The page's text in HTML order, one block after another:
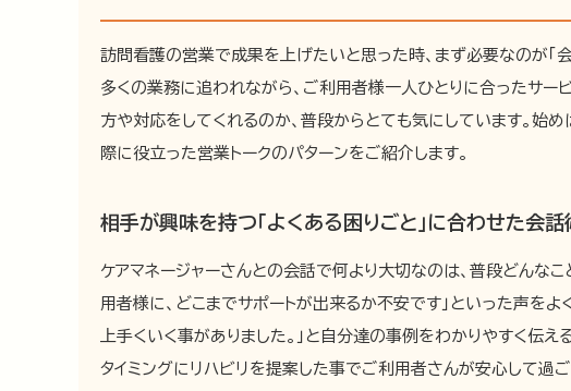
訪問看護の営業で成果を上げたいと思った時、まず必要なのが「
多くの業務に追われながら、ご利用者様一人ひとりに合ったサー
方や対応をしてくれるのか、普段からとても気にしています。始
際に役立った営業トークのパターンをご紹介します。
相手が興味を持つ「よくある困りごと」に合わせた会話
ケアマネージャーさんとの会話で何より大切なのは、普段どんな
用者様に、どこまでサポートが出来るか不安です」といった声をよ
上手くいく事がありました。」と自分達の事例をわかりやすく伝
タイミングにリハビリを提案した事でご利用者さんが安心して過